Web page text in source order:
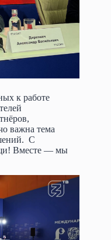
к работе
важна тема
С
Вместе — мы